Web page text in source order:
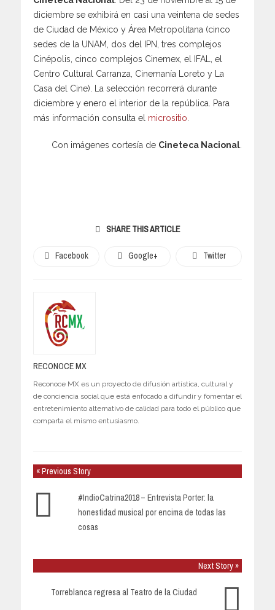
diciembre se exhibirá en casi una veintena de sedes
de Ciudad de México y Área Metropolitana (cinco
sedes de la UNAM, dos del IPN, tres complejos
Cinépolis, cinco complejos Cinemex, el IFAL, el
Centro Cultural Carranza, Cinemanía Loreto y La
Casa del Cine). La selección recorrerá durante
diciembre y enero el interior de la república. Para
más información consulta el micrositio.
Con imágenes cortesía de Cineteca Nacional.
SHARE THIS ARTICLE
Facebook Google+ Twitter
RECONOCE MX
Reconoce MX es un proyecto de difusión artística, cultural y
de conciencia social que está enfocado a difundir y fomentar el
entretenimiento alternativo de calidad para todo el público que
comparta el mismo entusiasmo.
« Previous Story
#IndioCatrina2018 – Entrevista Porter: la
honestidad musical por encima de todas las
cosas
Next Story »
Torreblanca regresa al Teatro de la Ciudad